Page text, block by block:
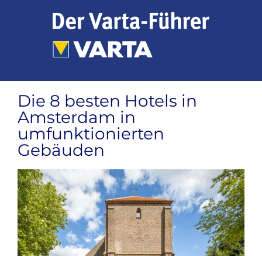
Die 8 besten Hotels in
Amsterdam in
umfunktionierten
Gebäuden
Zeige
grösseres
Bild